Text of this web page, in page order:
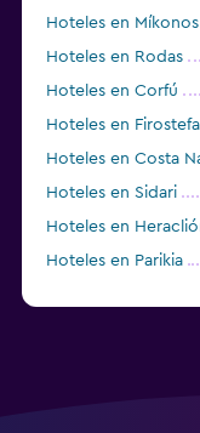
Hoteles en Míkonos
Hoteles en Rodas
Hoteles en Corfú
Hoteles en
Hoteles en Costa
Hoteles en Sidari
Hoteles en
Hoteles en Parikia